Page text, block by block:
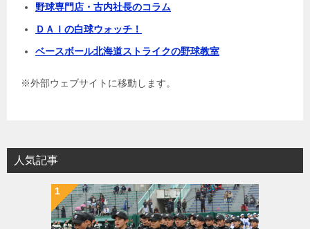
野球専門店・古内社長のコラム
ＤＡＩの白球ウォッチ！
ベースボール北海道ストライクの野球教室
※外部ウェブサイトに移動します。
人気記事